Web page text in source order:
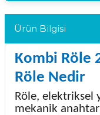
Ürün Bilgisi
Kombi Röle
Röle Nedir
Röle, elektriksel
mekanik